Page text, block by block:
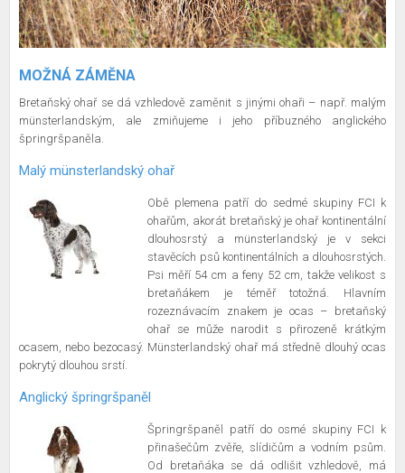
MOŽNÁ ZÁMĚNA
Bretaňský ohař se dá vzhledově zaměnit s jinými ohaři – např. malým
münsterlandským, ale zmiňujeme i jeho příbuzného anglického
špringršpaněla.
Malý münsterlandský ohař
Obě plemena patří do sedmé skupiny FCI k
ohařům, akorát bretaňský je ohař kontinentální
dlouhosrstý a münsterlandský je v sekci
stavěcích psů kontinentálních a dlouhosrstých.
Psi měří 54 cm a feny 52 cm, takže velikost s
bretaňákem je téměř totožná. Hlavním
rozeznávacím znakem je ocas – bretaňský
ohař se může narodit s přirozeně krátkým
ocasem, nebo bezocasý. Münsterlandský ohař má středně dlouhý ocas
pokrytý dlouhou srstí.
Anglický špringršpaněl
Špringršpaněl patří do osmé skupiny FCI k
přinašečům zvěře, slídičům a vodním psům.
Od bretaňáka se dá odlišit vzhledově, má